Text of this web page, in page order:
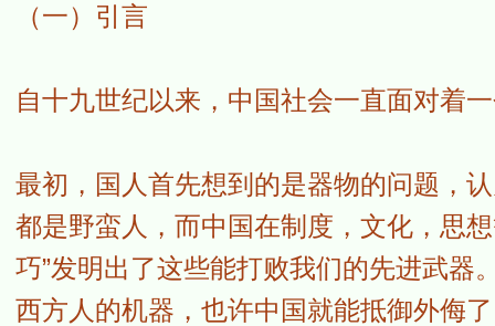
（一）引言
自十九世纪以来，中国社会一直面对着
最初，国人首先想到的是器物的问题，
都是野蛮人，而中国在制度，文化，思
巧”发明出了这些能打败我们的先进武器
西方人的机器，也许中国就能抵御外侮